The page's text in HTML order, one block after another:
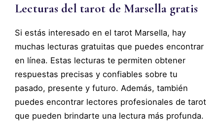
Lecturas del tarot de Marsella gratis
Si estás interesado en el tarot Marsella, hay
muchas lecturas gratuitas que puedes encontrar
en línea. Estas lecturas te permiten obtener
respuestas precisas y confiables sobre tu
pasado, presente y futuro. Además, también
puedes encontrar lectores profesionales de tarot
que pueden brindarte una lectura más profunda.